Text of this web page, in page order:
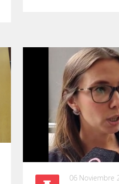
06 Noviembre